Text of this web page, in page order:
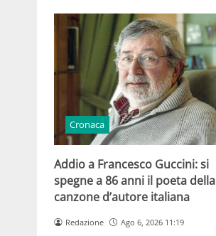
Cronaca
Addio a Francesco Guccini: si
spegne a 86 anni il poeta della
canzone d’autore italiana
Redazione Ago 6, 2026 11:19